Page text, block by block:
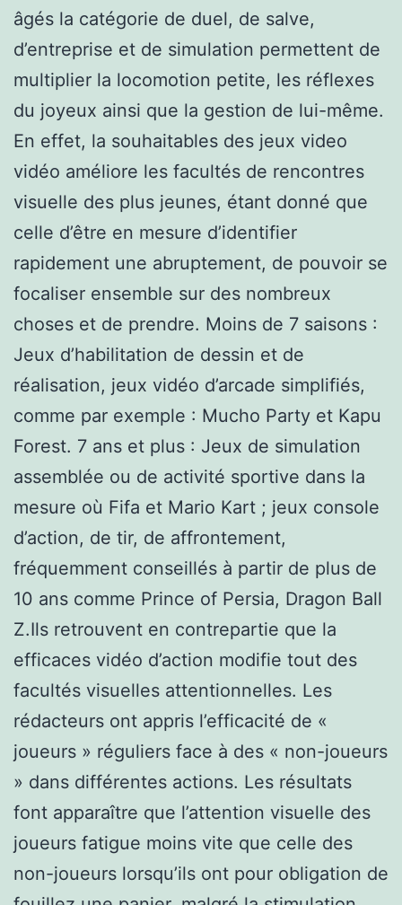
âgés la catégorie de duel, de salve,
d’entreprise et de simulation permettent de
multiplier la locomotion petite, les réflexes
du joyeux ainsi que la gestion de lui-même.
En effet, la souhaitables des jeux video
vidéo améliore les facultés de rencontres
visuelle des plus jeunes, étant donné que
celle d’être en mesure d’identifier
rapidement une abruptement, de pouvoir se
focaliser ensemble sur des nombreux
choses et de prendre. Moins de 7 saisons :
Jeux d’habilitation de dessin et de
réalisation, jeux vidéo d’arcade simplifiés,
comme par exemple : Mucho Party et Kapu
Forest. 7 ans et plus : Jeux de simulation
assemblée ou de activité sportive dans la
mesure où Fifa et Mario Kart ; jeux console
d’action, de tir, de affrontement,
fréquemment conseillés à partir de plus de
10 ans comme Prince of Persia, Dragon Ball
Z.Ils retrouvent en contrepartie que la
efficaces vidéo d’action modifie tout des
facultés visuelles attentionnelles. Les
rédacteurs ont appris l’efficacité de «
joueurs » réguliers face à des « non-joueurs
» dans différentes actions. Les résultats
font apparaître que l’attention visuelle des
joueurs fatigue moins vite que celle des
non-joueurs lorsqu’ils ont pour obligation de